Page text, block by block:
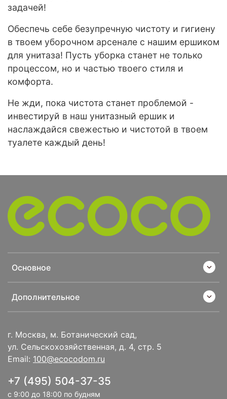
задачей!
Обеспечь себе безупречную чистоту и гигиену
в твоем уборочном арсенале с нашим ершиком
для унитаза! Пусть уборка станет не только
процессом, но и частью твоего стиля и
комфорта.
Не жди, пока чистота станет проблемой -
инвестируй в наш унитазный ершик и
наслаждайся свежестью и чистотой в твоем
туалете каждый день!
г. Москва, м. Ботанический сад,
ул. Сельскохозяйственная, д. 4, стр. 5
Email: 100@ecocodom.ru
+7 (495) 504-37-35
с 9:00 до 18:00 по будням
Основное
Дополнительное